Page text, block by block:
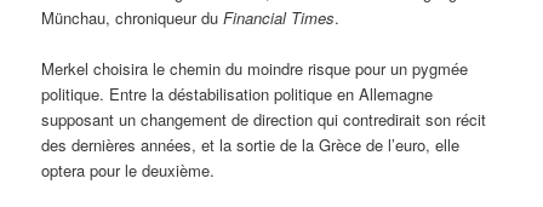
Münchau, chroniqueur duFinancial Times.
Merkel choisira le chemin du moindre risque pour un pygmée
politique. Entre la déstabilisation politique en Allemagne
supposant un changement de direction qui contredirait son récit
des dernières années, et la sortie de la Grèce de l’euro, elle
optera pour le deuxième.